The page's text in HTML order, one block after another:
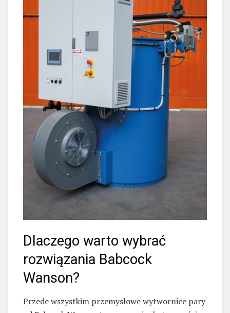
Dlaczego warto wybrać
rozwiązania Babcock
Wanson?
Przede wszystkim przemysłowe wytwornice pary